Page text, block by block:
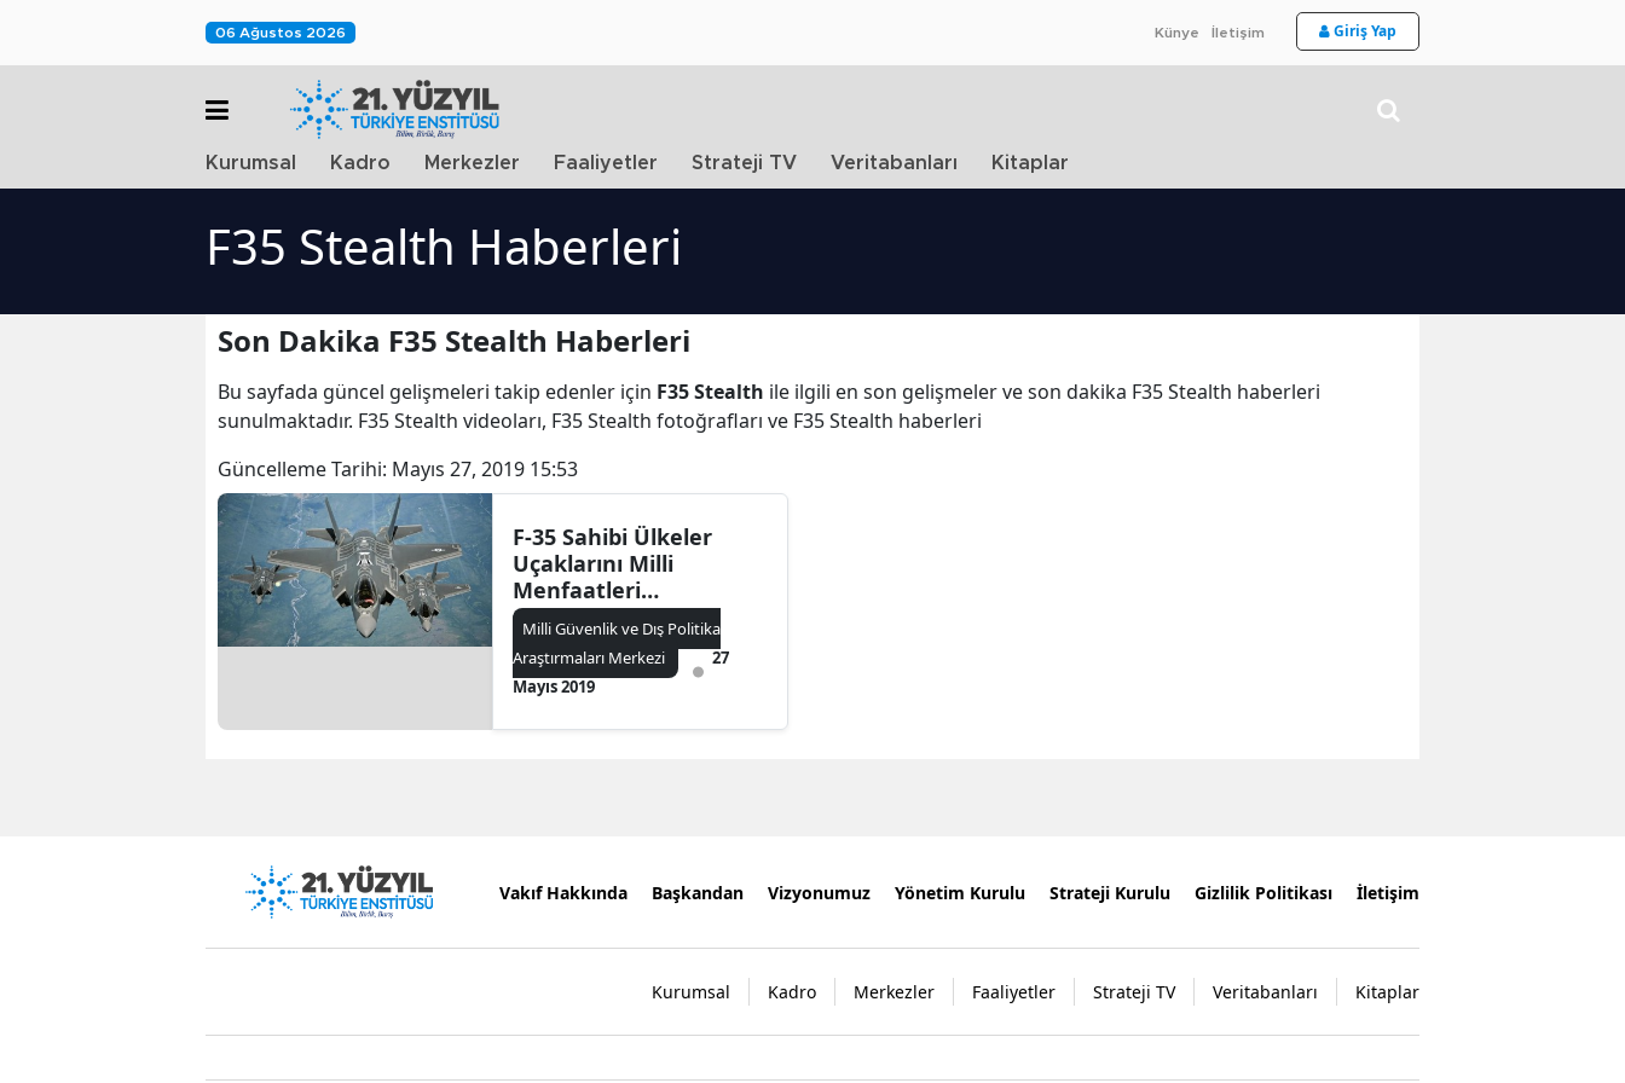
06 Ağustos 2026 Künye İletişim Giriş Yap
Kurumsal Kadro Merkezler Faaliyetler Strateji TV Veritabanları Kitaplar
F35 Stealth Haberleri
Son Dakika F35 Stealth Haberleri
Bu sayfada güncel gelişmeleri takip edenler için F35 Stealth ile ilgili en son gelişmeler ve son dakika F35 Stealth haberleri
sunulmaktadır. F35 Stealth videoları, F35 Stealth fotoğrafları ve F35 Stealth haberleri
Güncelleme Tarihi: Mayıs 27, 2019 15:53
F-35 Sahibi Ülkeler
Uçaklarını Milli
Menfaatleri
Doğrultusunda
Uçurabilecekler Mi?
Milli Güvenlik ve Dış Politika
Araştırmaları Merkezi
27
Mayıs 2019
Vakıf Hakkında Başkandan Vizyonumuz Yönetim Kurulu Strateji Kurulu Gizlilik Politikası İletişim
Kurumsal Kadro Merkezler Faaliyetler Strateji TV Veritabanları Kitaplar